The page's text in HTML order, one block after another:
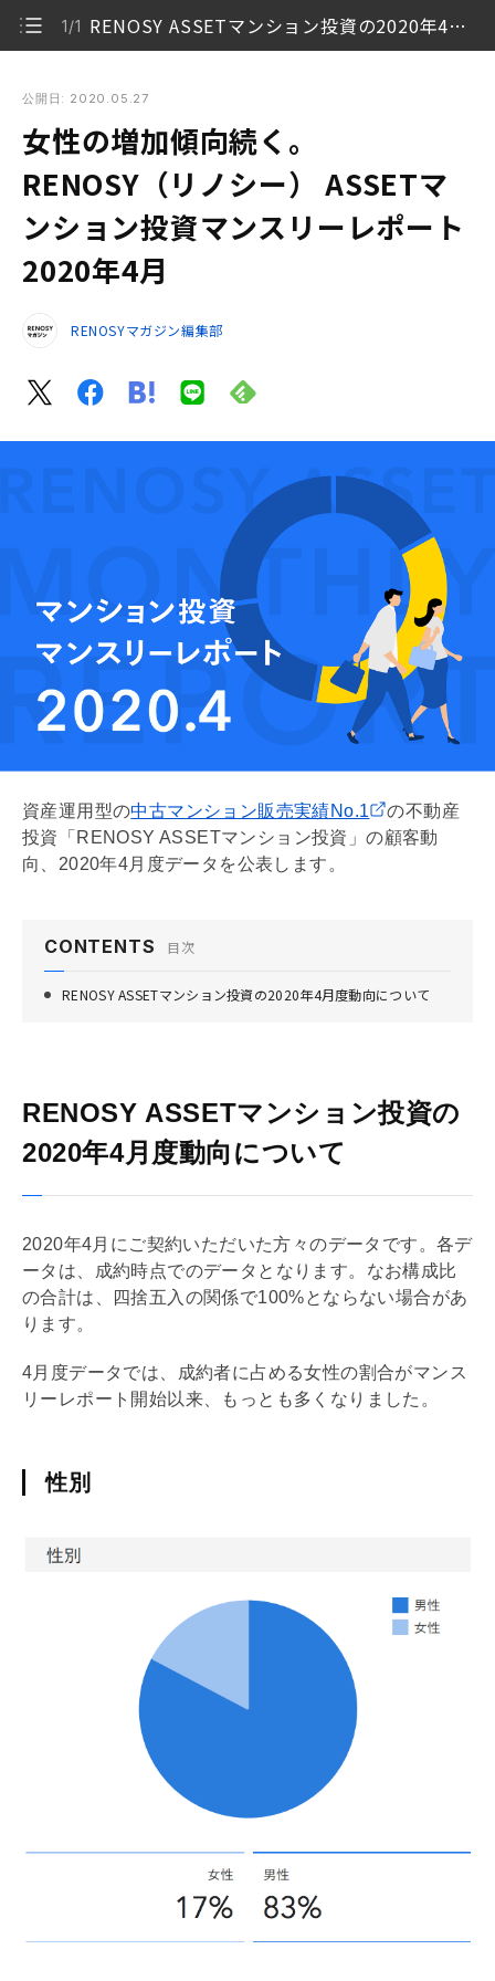
1/1 RENOSY ASSETマンション投資の2020年4月度動向について
ン投資マンスリーレポート2020年4月
1/1
RENOSY ASSETマンション投資の2020年4月度動向に
ついて
公開日: 2020.05.27
女性の増加傾向続く。
RENOSY（リノシー） ASSETマ
ンション投資マンスリーレポート
2020年4月
RENOSYマガジン編集部
資産運用型の中古マンション販売実績No.1
の不動産
投資「RENOSY ASSETマンション投資」の顧客動
向、2020年4月度データを公表します。
CONTENTS 目次
RENOSY ASSETマンション投資の2020年4月度動向について
RENOSY ASSETマンション投資の
2020年4月度動向について
2020年4月にご契約いただいた方々のデータです。各デ
ータは、成約時点でのデータとなります。なお構成比
の合計は、四捨五入の関係で100%とならない場合があ
ります。
4月度データでは、成約者に占める女性の割合がマンス
リーレポート開始以来、もっとも多くなりました。
性別